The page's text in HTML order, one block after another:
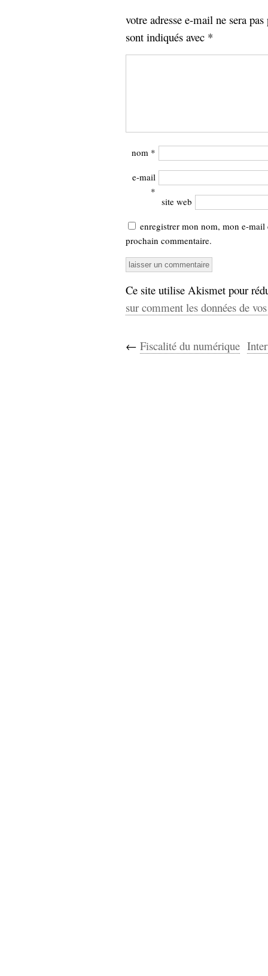
votre adresse e-mail ne sera
sont indiqués avec *
nom *
e-mail
*
site web
enregistrer mon nom, mon e-
prochain commentaire.
Ce site utilise Akismet pour
sur comment les données de
← Fiscalité du numérique